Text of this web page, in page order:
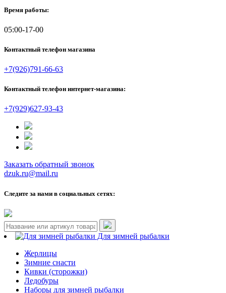
Время работы:
05:00-17-00
Контактный телефон магазина
+7(926)791-66-63
Контактный телефон интернет-магазина:
+7(929)627-93-43
Заказать обратный звонок
dzuk.ru@mail.ru
Следите за нами в социальных сетях:
Для зимней рыбалки
Жерлицы
Зимние снасти
Кивки (сторожки)
Ледобуры
Наборы для зимней рыбалки